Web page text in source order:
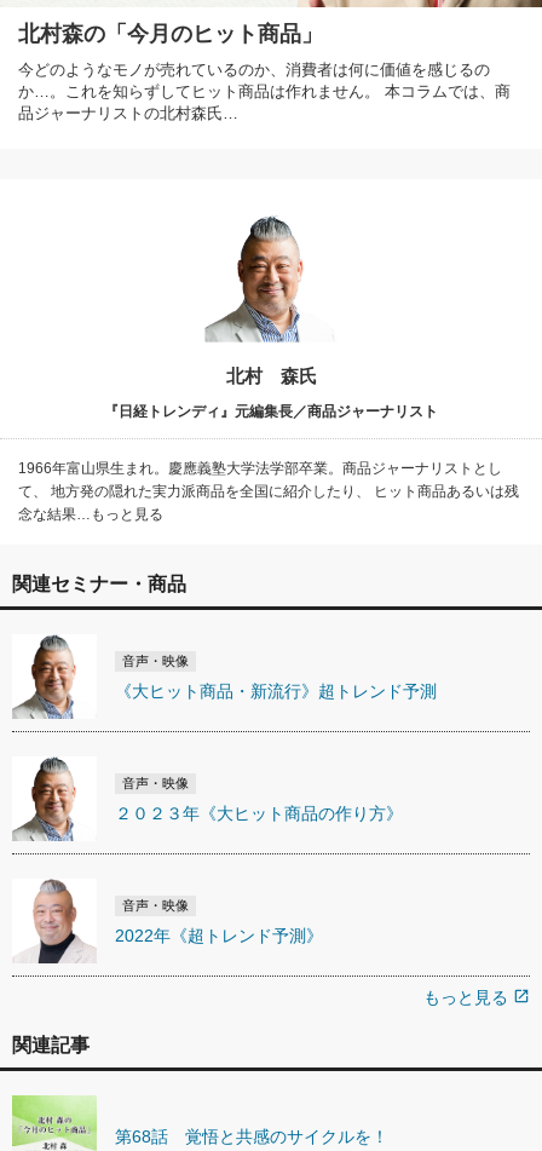
北村森の「今月のヒット商品」
今どのようなモノが売れているのか、消費者は何に価値を感じるの
か…。これを知らずしてヒット商品は作れません。 本コラムでは、商
品ジャーナリストの北村森氏…
北村 森氏
『日経トレンディ』元編集長／商品ジャーナリスト
1966年富山県生まれ。慶應義塾大学法学部卒業。商品ジャーナリストとし
て、 地方発の隠れた実力派商品を全国に紹介したり、 ヒット商品あるいは残
念な結果…もっと見る
関連セミナー・商品
音声・映像
《大ヒット商品・新流行》超トレンド予測
音声・映像
２０２３年《大ヒット商品の作り方》
音声・映像
2022年《超トレンド予測》
もっと見る open_in_new
関連記事
第68話 覚悟と共感のサイクルを！